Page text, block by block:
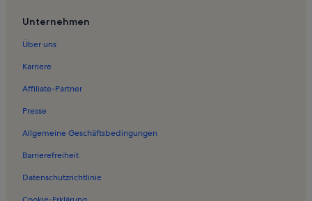
Unternehmen
Über uns
Karriere
Affiliate-Partner
Presse
Allgemeine Geschäftsbedingungen
Barrierefreiheit
Datenschutzrichtlinie